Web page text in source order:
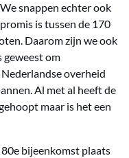
snappen echter ook
is tussen de 170
Daarom zijn we ook
geweest om
overheid
Al met al heeft de
maar is het een
bijeenkomst plaats